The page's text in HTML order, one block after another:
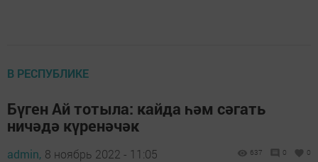
В РЕСПУБЛИКЕ
Бүген Ай тотыла: кайда һәм сәгать
ничәдә күренәчәк
admin, 8 ноябрь 2022 - 11:05 637 0 0